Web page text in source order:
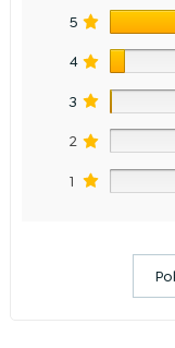
5
4
3
2
1